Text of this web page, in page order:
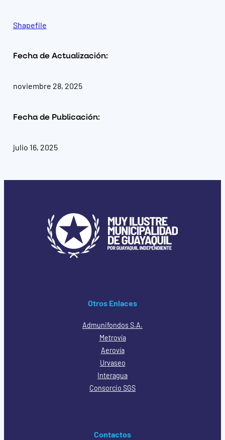
Shapefile
Fecha de Actualización:
noviembre 28, 2025
Fecha de Publicación:
julio 16, 2025
Otros Enlaces
Admunifondos S.A.
Metrovía
Aerovía
Urvaseo
Interagua
Consorcio SGS
Contactos